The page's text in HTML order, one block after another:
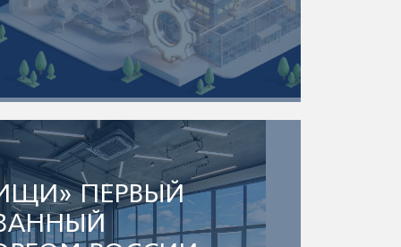
ПЕРВЫЙ